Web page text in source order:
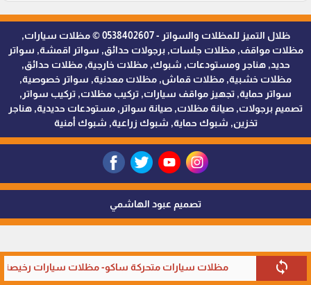
sync مظلات سيارات متحركة ساكو- مظلات سيارات رخيصة
ظلال التميز للمظلات والسواتر - 0538402607 © مظلات سيارات,
مظلات مواقف, مظلات جلسات, برجولات حدائق, سواتر اقمشة, سواتر
حديد, هناجر ومستودعات, شبوك, مظلات خارجية, مظلات حدائق,
مظلات خشبية, مظلات قماش, مظلات معدنية, سواتر خصوصية,
سواتر حماية, تجهيز مواقف سيارات, تركيب مظلات, تركيب سواتر,
تصميم برجولات, صيانة مظلات, صيانة سواتر, مستودعات حديدية, هناجر
تخزين, شبوك حماية, شبوك زراعية, شبوك أمنية
تصميم عبود الهاشمي